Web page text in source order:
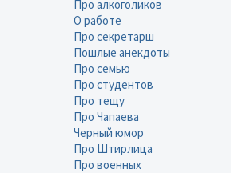
Про алкоголиков
О работе
Про секретарш
Пошлые анекдоты
Про семью
Про студентов
Про тещу
Про Чапаева
Черный юмор
Про Штирлица
Про военных